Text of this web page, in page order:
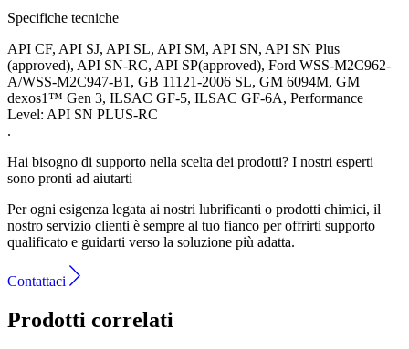
Specifiche tecniche
API CF, API SJ, API SL, API SM, API SN, API SN Plus
(approved), API SN-RC, API SP(approved), Ford WSS-M2C962-
A/WSS-M2C947-B1, GB 11121-2006 SL, GM 6094M, GM
dexos1™ Gen 3, ILSAC GF-5, ILSAC GF-6A, Performance
Level: API SN PLUS-RC
.
Hai bisogno di supporto nella scelta dei prodotti? I nostri esperti
sono pronti ad aiutarti
Per ogni esigenza legata ai nostri lubrificanti o prodotti chimici, il
nostro servizio clienti è sempre al tuo fianco per offrirti supporto
qualificato e guidarti verso la soluzione più adatta.
Contattaci
Prodotti correlati